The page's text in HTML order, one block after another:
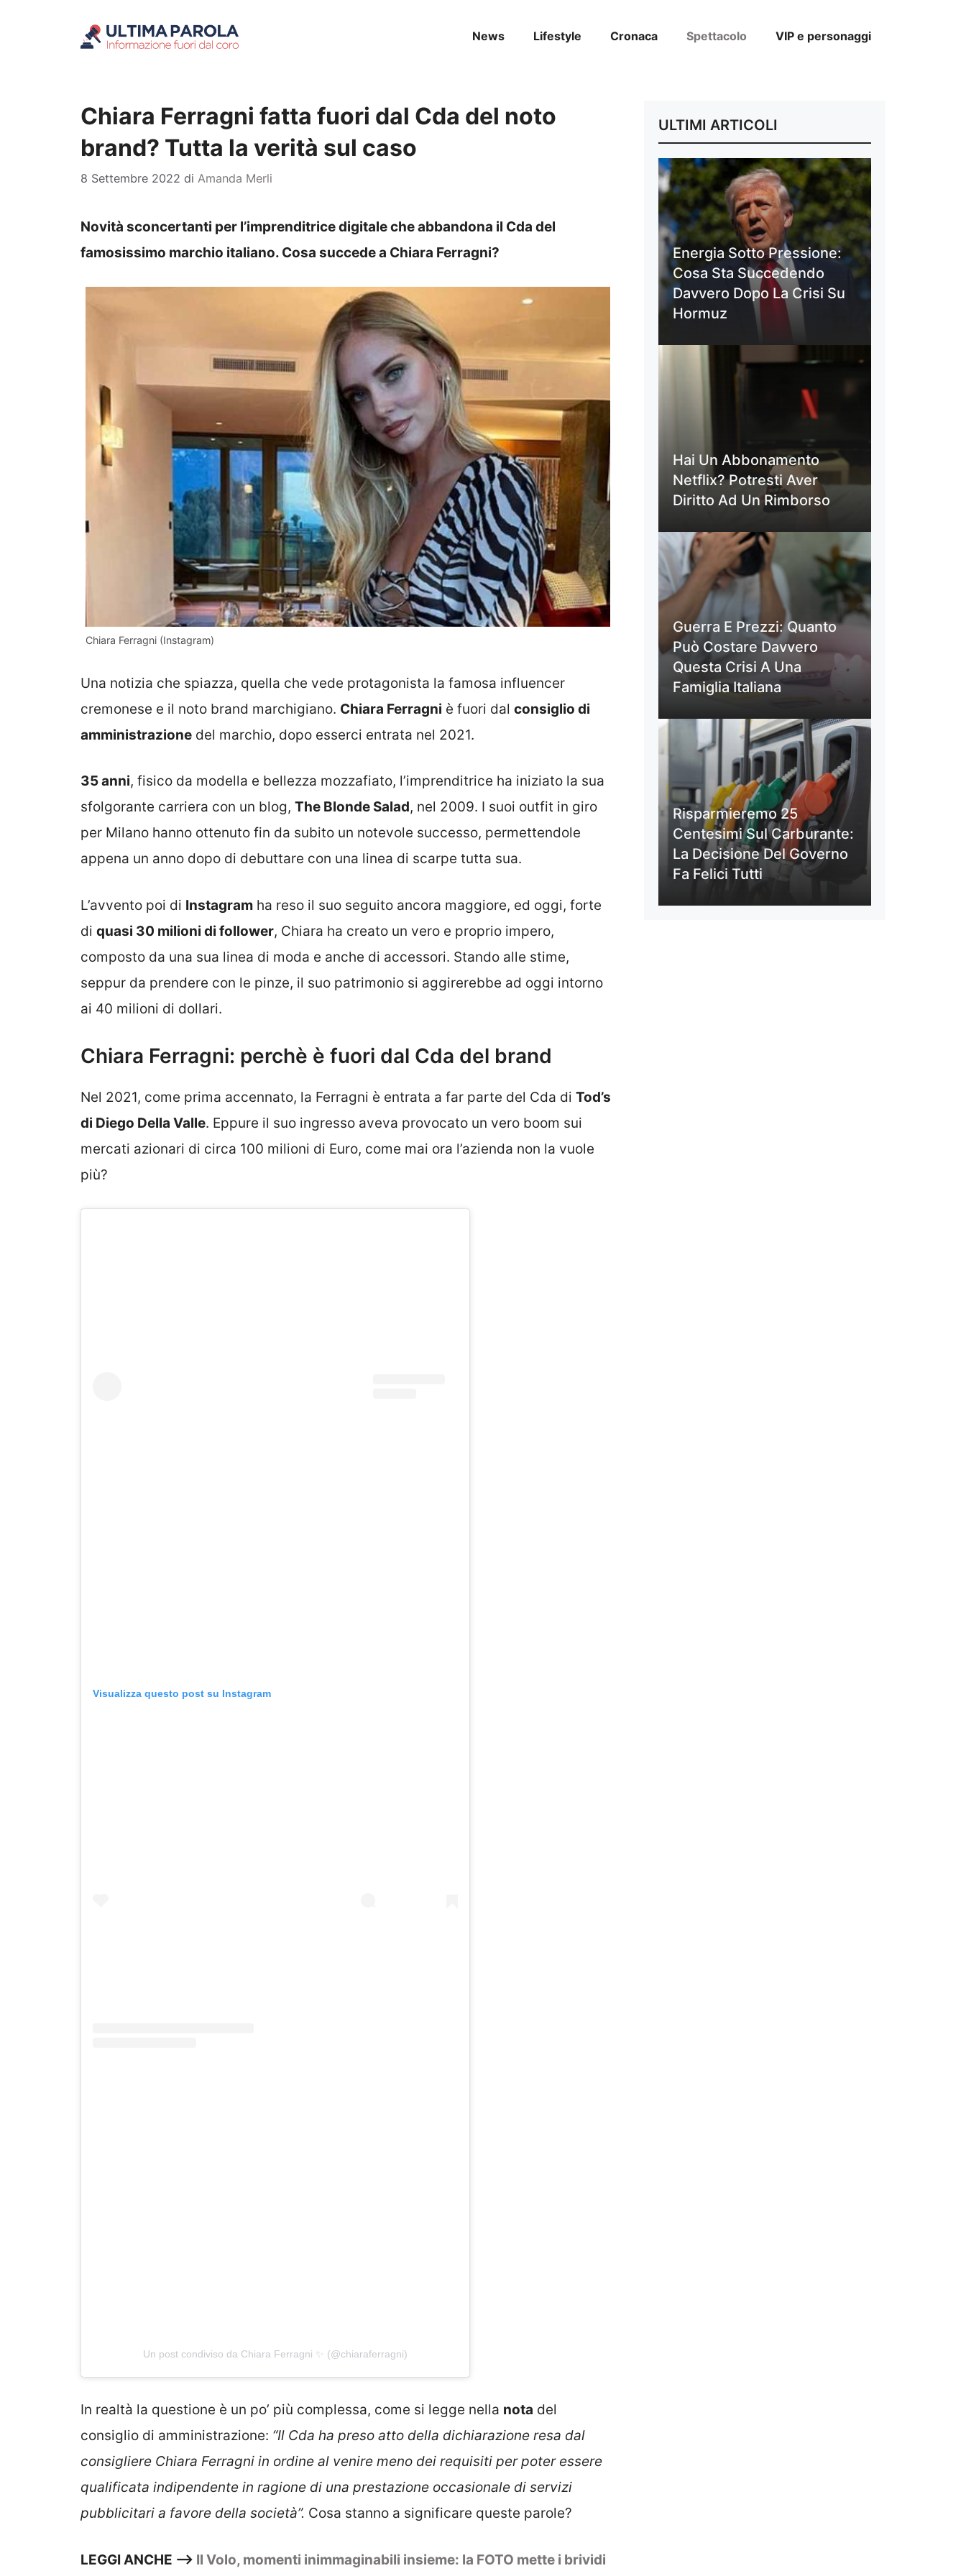
News Lifestyle Cronaca Spettacolo VIP e personaggi
Chiara Ferragni fatta fuori dal Cda del noto
brand? Tutta la verità sul caso
8 Settembre 2022 di Amanda Merli
Novità sconcertanti per l’imprenditrice digitale che abbandona il Cda del
famosissimo marchio italiano. Cosa succede a Chiara Ferragni?
Chiara Ferragni (Instagram)
Una notizia che spiazza, quella che vede protagonista la famosa influencer
cremonese e il noto brand marchigiano. Chiara Ferragni è fuori dal consiglio di
amministrazione del marchio, dopo esserci entrata nel 2021.
35 anni, fisico da modella e bellezza mozzafiato, l’imprenditrice ha iniziato la sua
sfolgorante carriera con un blog, The Blonde Salad, nel 2009. I suoi outfit in giro
per Milano hanno ottenuto fin da subito un notevole successo, permettendole
appena un anno dopo di debuttare con una linea di scarpe tutta sua.
L’avvento poi di Instagram ha reso il suo seguito ancora maggiore, ed oggi, forte
di quasi 30 milioni di follower, Chiara ha creato un vero e proprio impero,
composto da una sua linea di moda e anche di accessori. Stando alle stime,
seppur da prendere con le pinze, il suo patrimonio si aggirerebbe ad oggi intorno
ai 40 milioni di dollari.
Chiara Ferragni: perchè è fuori dal Cda del brand
Nel 2021, come prima accennato, la Ferragni è entrata a far parte del Cda di Tod’s
di Diego Della Valle. Eppure il suo ingresso aveva provocato un vero boom sui
mercati azionari di circa 100 milioni di Euro, come mai ora l’azienda non la vuole
più?
Visualizza questo post su Instagram
Un post condiviso da Chiara Ferragni ✨ (@chiaraferragni)
In realtà la questione è un po’ più complessa, come si legge nella nota del
consiglio di amministrazione: “Il Cda ha preso atto della dichiarazione resa dal
consigliere Chiara Ferragni in ordine al venire meno dei requisiti per poter essere
qualificata indipendente in ragione di una prestazione occasionale di servizi
pubblicitari a favore della società”. Cosa stanno a significare queste parole?
LEGGI ANCHE –> Il Volo, momenti inimmaginabili insieme: la FOTO mette i brividi
ULTIMI ARTICOLI
Energia Sotto Pressione:
Cosa Sta Succedendo
Davvero Dopo La Crisi Su
Hormuz
Hai Un Abbonamento
Netflix? Potresti Aver
Diritto Ad Un Rimborso
Guerra E Prezzi: Quanto
Può Costare Davvero
Questa Crisi A Una
Famiglia Italiana
Risparmieremo 25
Centesimi Sul Carburante:
La Decisione Del Governo
Fa Felici Tutti